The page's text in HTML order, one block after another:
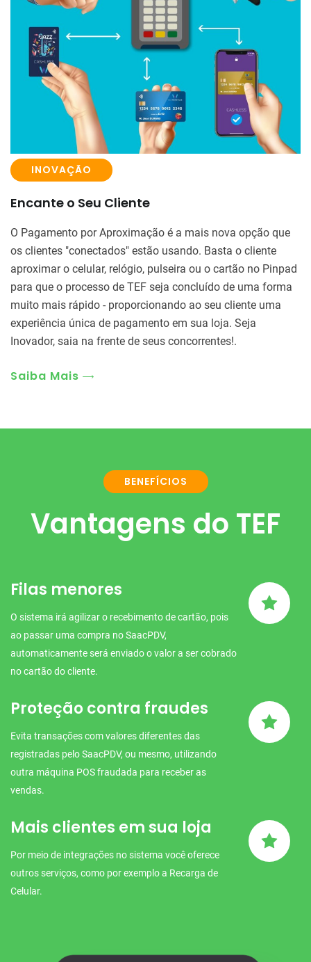
INOVAÇÃO
Encante o Seu Cliente
O Pagamento por Aproximação é a mais nova opção que
os clientes "conectados" estão usando. Basta o cliente
aproximar o celular, relógio, pulseira ou o cartão no Pinpad
para que o processo de TEF seja concluído de uma forma
muito mais rápido - proporcionando ao seu cliente uma
experiência única de pagamento em sua loja. Seja
Inovador, saia na frente de seus concorrentes!.
Saiba Mais
BENEFÍCIOS
Vantagens do TEF
Filas menores
O sistema irá agilizar o recebimento de cartão, pois
ao passar uma compra no SaacPDV,
automaticamente será enviado o valor a ser cobrado
no cartão do cliente.
Proteção contra fraudes
Evita transações com valores diferentes das
registradas pelo SaacPDV, ou mesmo, utilizando
outra máquina POS fraudada para receber as
vendas.
Mais clientes em sua loja
Por meio de integrações no sistema você oferece
outros serviços, como por exemplo a Recarga de
Celular.